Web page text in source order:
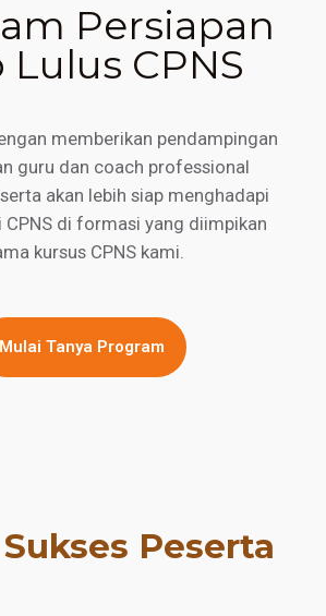
Persiapan
Lulus CPNS
memberikan pendampingan
guru dan coach professional
akan lebih siap menghadapi
CPNS di formasi yang diimpikan
kursus CPNS kami.
Mulai Tanya Program
Peserta